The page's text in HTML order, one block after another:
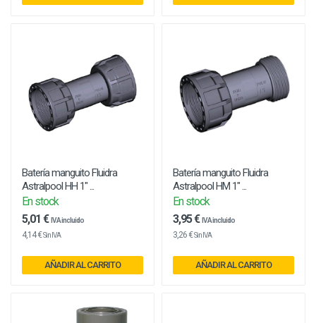
Batería manguito Fluidra
Astralpool HH 1" ...
En stock
5,01 € IVA incluido
4,14 €Sin IVA
AÑADIR AL CARRITO
Batería manguito Fluidra
Astralpool HM 1" ...
En stock
3,95 € IVA incluido
3,26 €Sin IVA
AÑADIR AL CARRITO